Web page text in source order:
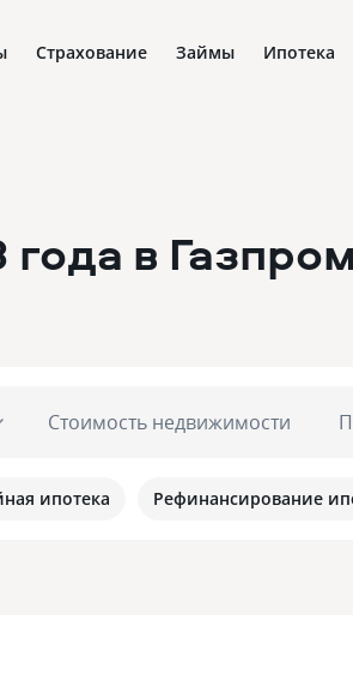
Страхование Займы Ипотека
года в
Стоимость недвижимости
ипотека Рефинансирование